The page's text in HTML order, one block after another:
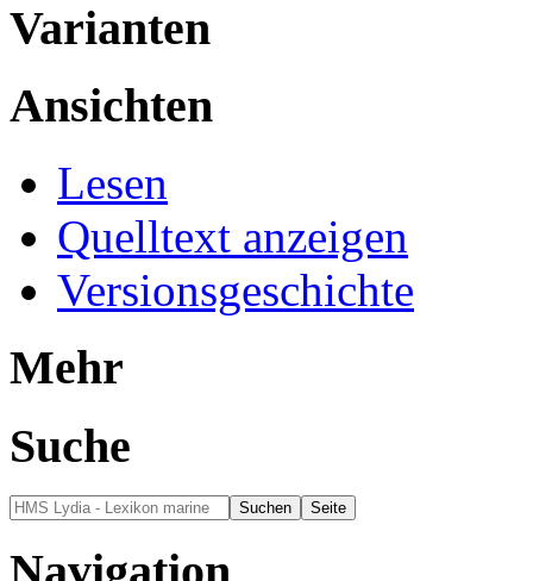
Varianten
Ansichten
Lesen
Quelltext anzeigen
Versionsgeschichte
Mehr
Suche